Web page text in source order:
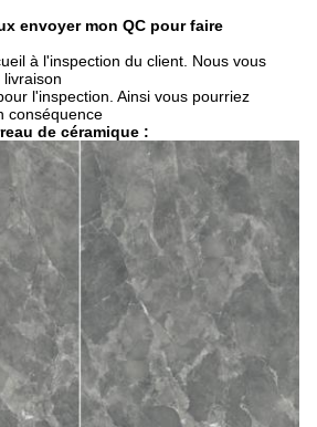
envoyer mon QC pour faire
à l'inspection du client. Nous vous
l'inspection. Ainsi vous pourriez
conséquence
de céramique :